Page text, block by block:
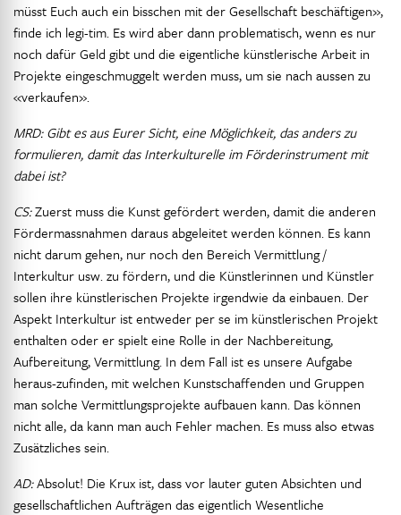
müsst Euch auch ein bisschen mit der Gesellschaft beschäftigen»,
finde ich legi-tim. Es wird aber dann problematisch, wenn es nur
noch dafür Geld gibt und die eigentliche künstlerische Arbeit in
Projekte eingeschmuggelt werden muss, um sie nach aussen zu
«verkaufen».
MRD: Gibt es aus Eurer Sicht, eine Möglichkeit, das anders zu
formulieren, damit das Interkulturelle im Förderinstrument mit
dabei ist?
CS:Zuerst muss die Kunst gefördert werden, damit die anderen
Fördermassnahmen daraus abgeleitet werden können. Es kann
nicht darum gehen, nur noch den Bereich Vermittlung /
Interkultur usw. zu fördern, und die Künstlerinnen und Künstler
sollen ihre künstlerischen Projekte irgendwie da einbauen. Der
Aspekt Interkultur ist entweder per se im künstlerischen Projekt
enthalten oder er spielt eine Rolle in der Nachbereitung,
Aufbereitung, Vermittlung. In dem Fall ist es unsere Aufgabe
heraus-zufinden, mit welchen Kunstschaffenden und Gruppen
man solche Vermittlungsprojekte aufbauen kann. Das können
nicht alle, da kann man auch Fehler machen. Es muss also etwas
Zusätzliches sein.
AD:Absolut! Die Krux ist, dass vor lauter guten Absichten und
gesellschaftlichen Aufträgen das eigentlich Wesentliche